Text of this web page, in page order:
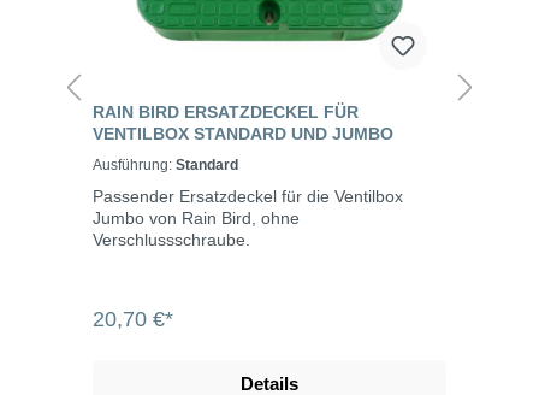
RAIN BIRD ERSATZDECKEL FÜR
VENTILBOX STANDARD UND JUMBO
Ausführung: Standard
Passender Ersatzdeckel für die Ventilbox
Jumbo von Rain Bird, ohne
Verschlussschraube.
20,70 €*
Details